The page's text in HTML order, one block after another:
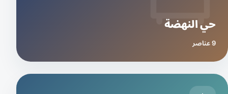
حي النهضة
9 عناصر